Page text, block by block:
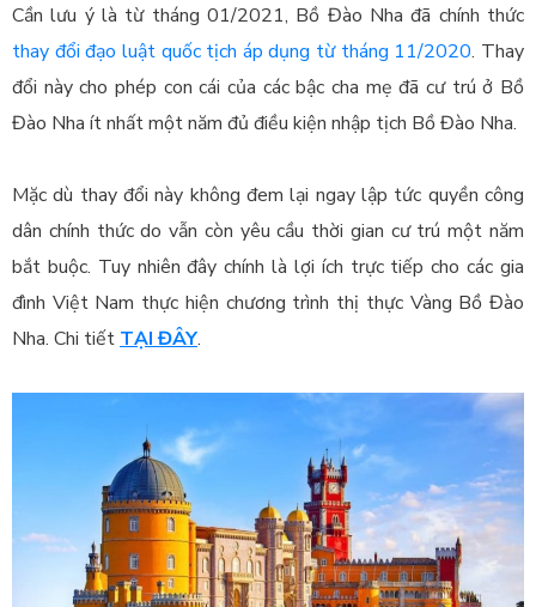
Cần lưu ý là từ tháng 01/2021, Bồ Đào Nha đã chính thức
thay đổi đạo luật quốc tịch áp dụng từ tháng 11/2020. Thay
đổi này cho phép con cái của các bậc cha mẹ đã cư trú ở Bồ
Đào Nha ít nhất một năm đủ điều kiện nhập tịch Bồ Đào Nha.
Mặc dù thay đổi này không đem lại ngay lập tức quyền công
dân chính thức do vẫn còn yêu cầu thời gian cư trú một năm
bắt buộc. Tuy nhiên đây chính là lợi ích trực tiếp cho các gia
đình Việt Nam thực hiện chương trình thị thực Vàng Bồ Đào
Nha. Chi tiết TẠI ĐÂY.